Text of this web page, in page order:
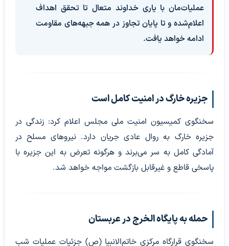
عملیات‌مان با یاری خداوند متعال تا تحقق اهداف
اعلام‌شده و تا پایان تجاوز در همه جبهه‌های مقاومت
ادامه خواهد یافت.
جزیره خارگ در امنیت کامل است
سخنگوی کمیسیون امنیت ملی مجلس اعلام کرد: زندگی در
جزیره خارگ به روال عادی جریان دارد. نیروهای مسلح در
آمادگی کامل به سر می‌برند و هرگونه تعرض به این جزیره با
پاسخی قاطع و غیرقابل بازگشت مواجه خواهد شد.
حمله به پایگاه الخرج در عربستان
سخنگوی قرارگاه مرکزی خاتم‌الانبیا (ص) جزئیات عملیات شب